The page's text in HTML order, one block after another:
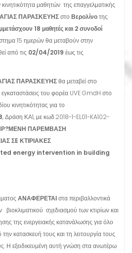
μαθητών της επαγγελματικής
ΠΑΡΑΣΚΕΥΗΣστο Βερολίνοτης
18 μαθητές και 2 συνοδοί
15 ημερών θα μεταβούν στην
από τις 02/04/2019 έως τις
ΠΑΡΑΣΚΕΥΗΣθα μεταβεί στο
εγκαταστάσεις του φορέα UVE GmdH στο
κινητικότητας για το
, Δράση ΚΑ1, με κωδ.2018-1-EL01-KA102-
ΠΑΡΕΜΒΑΣΗ
ΣE ΚΤΙΡΙΑΚΕΣ
energy intervention in building
ΑΝΑΦΕΡΕΤΑΙστα περιβαλλοντικά
σχεδιασμού των κτιρίων και
της ενεργειακής κατανάλωσης για όλο
κατασκευή τους και τη λειτουργία τους
Η εξειδικευμένη αυτή γνώση στα ανωτέρω